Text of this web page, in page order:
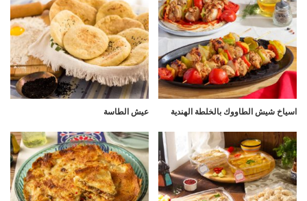
اسياخ شيش الطاووك بالخلطة الهندية عيش الطاسة